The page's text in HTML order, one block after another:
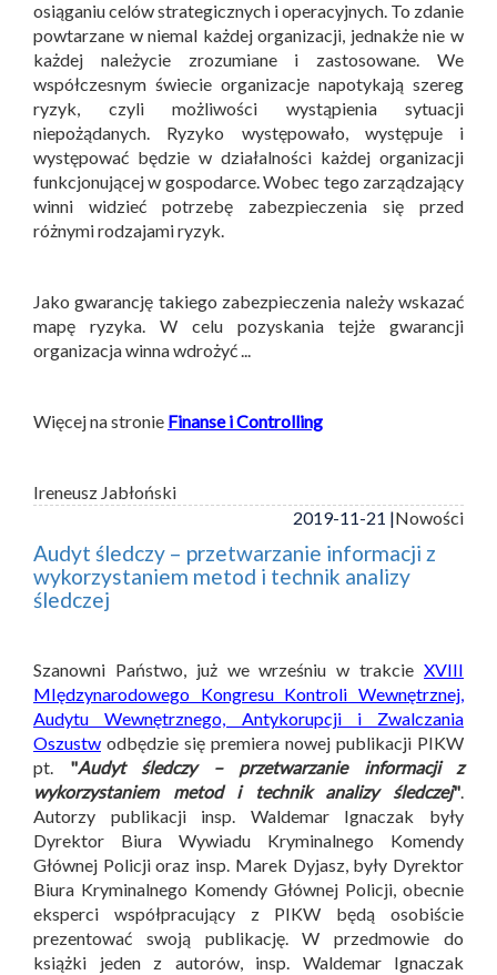
osiąganiu celów strategicznych i operacyjnych. To zdanie
powtarzane w niemal każdej organizacji, jednakże nie w
każdej należycie zrozumiane i zastosowane. We
współczesnym świecie organizacje napotykają szereg
ryzyk, czyli możliwości wystąpienia sytuacji
niepożądanych. Ryzyko występowało, występuje i
występować będzie w działalności każdej organizacji
funkcjonującej w gospodarce. Wobec tego zarządzający
winni widzieć potrzebę zabezpieczenia się przed
różnymi rodzajami ryzyk.
Jako gwarancję takiego zabezpieczenia należy wskazać
mapę ryzyka. W celu pozyskania tejże gwarancji
organizacja winna wdrożyć ...
Więcej na stronie Finanse i Controlling
Ireneusz Jabłoński
2019-11-21 |Nowości
Audyt śledczy – przetwarzanie informacji z
wykorzystaniem metod i technik analizy
śledczej
Szanowni Państwo, już we wrześniu w trakcie XVIII
MIędzynarodowego Kongresu Kontroli Wewnętrznej,
Audytu Wewnętrznego, Antykorupcji i Zwalczania
Oszustw odbędzie się premiera nowej publikacji PIKW
pt. "Audyt śledczy – przetwarzanie informacji z
wykorzystaniem metod i technik analizy śledczej".
Autorzy publikacji insp. Waldemar Ignaczak były
Dyrektor Biura Wywiadu Kryminalnego Komendy
Głównej Policji oraz insp. Marek Dyjasz, były Dyrektor
Biura Kryminalnego Komendy Głównej Policji, obecnie
eksperci współpracujący z PIKW będą osobiście
prezentować swoją publikację. W przedmowie do
książki jeden z autorów, insp. Waldemar Ignaczak